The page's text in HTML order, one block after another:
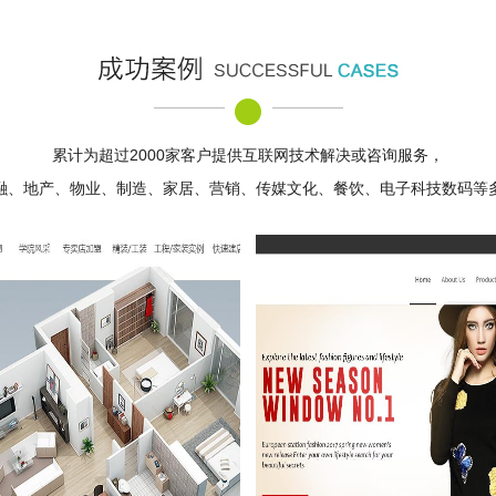
累计为超过2000家客户提供互联网技术解决或咨询服务，
、地产、物业、制造、家居、营销、传媒文化、餐饮、电子科技数码等